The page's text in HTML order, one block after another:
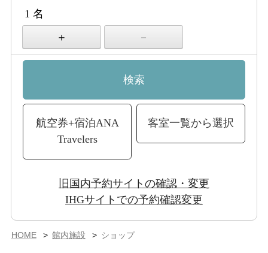
検索
航空券+宿泊ANA
Travelers
客室一覧から選択
旧国内予約サイトの確認・変更
IHGサイトでの予約確認変更
HOME 館内施設 ショップ